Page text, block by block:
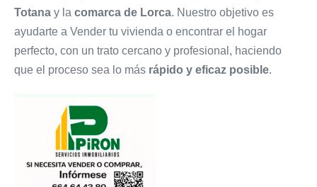
Totana y la comarca de Lorca. Nuestro objetivo es
ayudarte a Vender tu vivienda o encontrar el hogar
perfecto, con un trato cercano y profesional, haciendo
que el proceso sea lo más rápido y eficaz posible.